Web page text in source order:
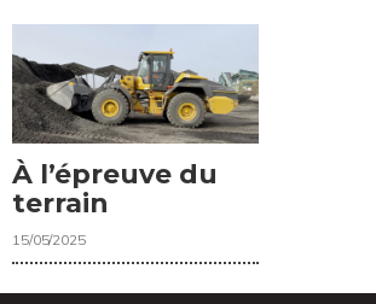
À l’épreuve du
terrain
15/05/2025